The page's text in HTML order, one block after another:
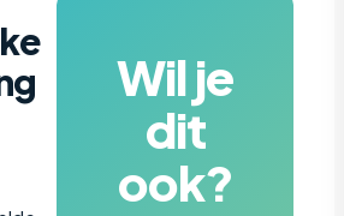
Wil je
dit
ook?